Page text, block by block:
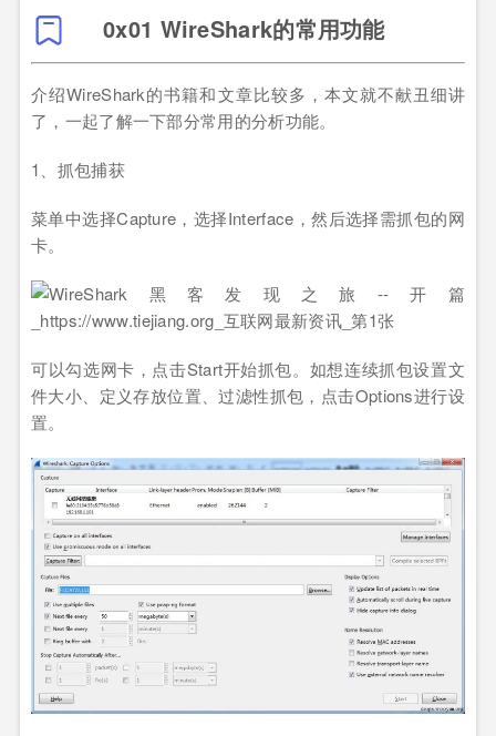
0x01 WireShark的常用功能
介绍WireShark的书籍和文章比较多，本文就不献丑细讲
了，一起了解一下部分常用的分析功能。
1、抓包捕获
菜单中选择Capture，选择Interface，然后选择需抓包的网
卡。
可以勾选网卡，点击Start开始抓包。如想连续抓包设置文
件大小、定义存放位置、过滤性抓包，点击Options进行设
置。